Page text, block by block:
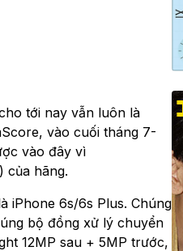
tới nay vẫn luôn là
vào cuối tháng 7-
vào đây vì
của hãng.
iPhone 6s/6s Plus. Chúng
bộ đồng xử lý chuyển
12MP sau + 5MP trước,